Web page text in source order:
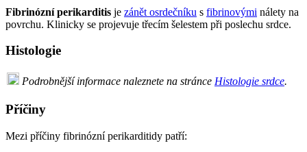
Fibrinózní perikarditis je zánět osrdečníku s fibrinovými nálety na
povrchu. Klinicky se projevuje třecím šelestem při poslechu srdce.
Histologie
Podrobnější informace naleznete na stránce Histologie srdce.
Příčiny
Mezi příčiny fibrinózní perikarditidy patří: